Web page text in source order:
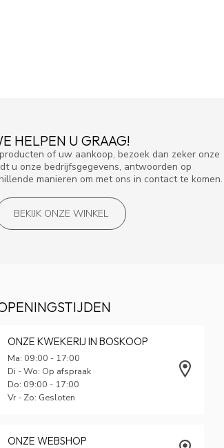
HELPEN U GRAAG!
of uw aankoop, bezoek dan zeker onze
u onze bedrijfsgegevens, antwoorden op
manieren om met ons in contact te komen.
BEKIJK ONZE WINKEL
ONZE KWEKERIJ IN BOSKOOP
Ma: 09:00 - 17:00
Di - Wo: Op afspraak
Do: 09:00 - 17:00
Vr - Zo: Gesloten
ONZE WEBSHOP